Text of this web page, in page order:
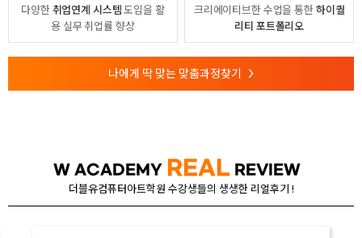
다양한취업연계 시스템도입을 활
용실무 취업률 향상
크리에이티브한 수업을 통한하이퀄
리티 포트폴리오
나에게 딱 맞는 맞춤과정찾기 >
W ACADEMY REAL REVIEW
더블유컴퓨터아트학원 수강생들의 생생한 리얼후기 !